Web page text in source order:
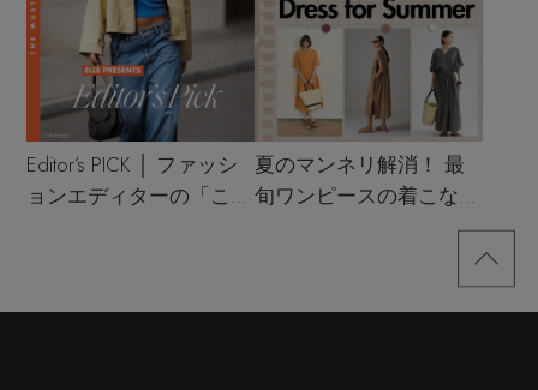
Editor’s PICK │ ファッシ
ョンエディターの「これ
夏のマンネリ解消！ 最
旬ワンピースの着こなし